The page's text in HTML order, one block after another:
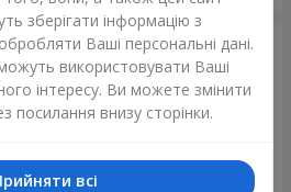
зберігати інформацію з
Ваші персональні дані.
використовувати Ваші
інтересу. Ви можете змінити
посилання внизу сторінки.
всі